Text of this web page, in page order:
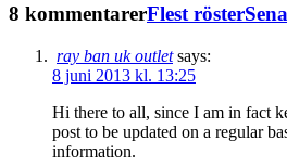
8 kommentarerFlest röster
ray ban uk outlet says:
8 juni 2013 kl. 13:25
Hi there to all, since I am in fact
post to be updated on a regular
information.